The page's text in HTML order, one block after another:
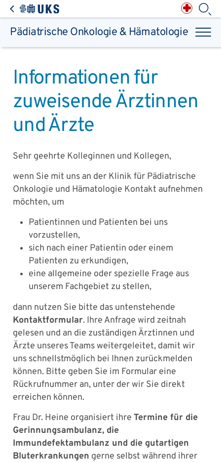
Direkt zum Inhalt springen
Pädiatrische Onkologie & Hämatologie
Suchbegriff
Kliniken & medizinische Einrichtungen
Frauenheilkunde &
Geburtsmedizin
IM - Innere Medizin
Pathologie &
Rechtsmedizin
Radiodiagnostik,
Nuklearmedizin &
Transplantationen
Urologie & Kinderurologie
Patienten & Besucher
Informationen für
zuweisende Ärztinnen
und Ärzte
Sehr geehrte Kolleginnen und Kollegen,
wenn Sie mit uns an der Klinik für Pädiatrische
Onkologie und Hämatologie Kontakt aufnehmen
möchten, um
Patientinnen und Patienten bei uns
vorzustellen,
sich nach einer Patientin oder einem
Patienten zu erkundigen,
eine allgemeine oder spezielle Frage aus
unserem Fachgebiet zu stellen,
dann nutzen Sie bitte das untenstehende
Kontaktformular. Ihre Anfrage wird zeitnah
gelesen und an die zuständigen Ärztinnen und
Ärzte unseres Teams weitergeleitet, damit wir
uns schnellstmöglich bei Ihnen zurückmelden
können. Bitte geben Sie im Formular eine
Rückrufnummer an, unter der wir Sie direkt
erreichen können.
Frau Dr. Heine organisiert ihre Termine für die
Gerinnungsambulanz, die
Immundefektambulanz und die gutartigen
Bluterkrankungen gerne selbst während ihrer